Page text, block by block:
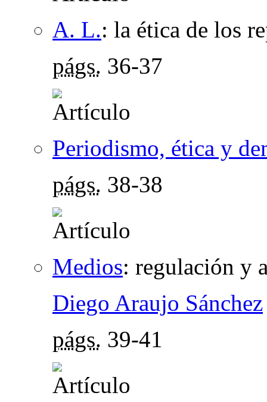
A. L.: la ética de los
págs. 36-37
Periodismo, ética y
págs. 38-38
Medios: regulación y
Diego Araujo Sánchez
págs. 39-41